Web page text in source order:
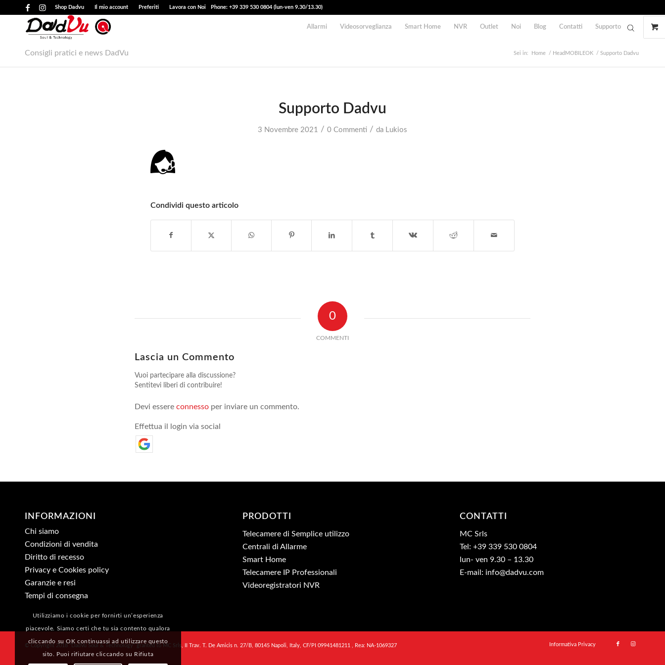
Shop Dadvu Il mio account Preferiti Lavora con Noi Phone: +39 339 530 0804 (lun-ven 9.30/13.30)
Allarmi Videosorveglianza Smart Home NVR Outlet Noi Blog Contatti Supporto
Consigli pratici e news DadVu Sei in: Home / HeadMOBILEOK / Supporto Dadvu
Supporto Dadvu
3 Novembre 2021 / 0 Commenti / da Lukios
Condividi questo articolo
0
COMMENTI
Lascia un Commento
Vuoi partecipare alla discussione?
Sentitevi liberi di contribuire!
Devi essere connesso per inviare un commento.
Effettua il login via social
INFORMAZIONI
Chi siamo
Condizioni di vendita
Diritto di recesso
Privacy e Cookies policy
Garanzie e resi
Tempi di consegna
PRODOTTI
Telecamere di Semplice utilizzo
Centrali di Allarme
Smart Home
Telecamere IP Professionali
Videoregistratori NVR
CONTATTI
MC Srls
Tel: +39 339 530 0804
lun- ven 9.30 – 13.30
E-mail: info@dadvu.com
© Copyright 2018 “DadVu Soul & Technology” granted to MC Srls, II Trav. T. De Amicis n. 27/B, 80145 Napoli, Italy, CF/PI 09941481211 , Rea: NA-1069327 Informativa Privacy
Utilizziamo i cookie per fornirti un’esperienza
piacevole. Siamo certi che tu sia contento qualora
cliccando su OK continuassi ad utilizzare questo
sito. Puoi rifiutare cliccando su Rifiuta